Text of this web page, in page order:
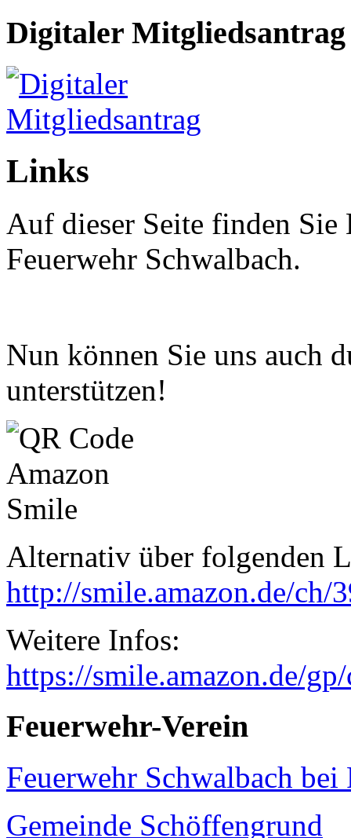
Digitaler Mitgliedsantrag
Links
Auf dieser Seite finden
Feuerwehr Schwalbach.
Nun können Sie uns auch
unterstützen!
Alternativ über folgenden
http://smile.amazon.de/ch/
Weitere Infos:
https://smile.amazon.de/
Feuerwehr-Verein
Feuerwehr Schwalbach bei
Gemeinde Schöffengrund